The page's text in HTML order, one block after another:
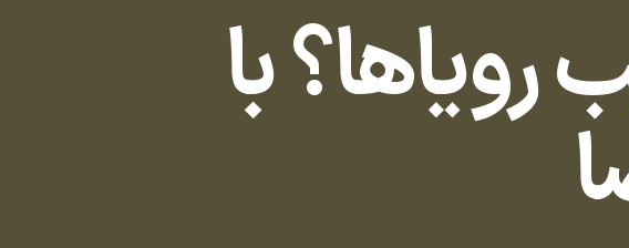
رویاها؟ با